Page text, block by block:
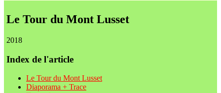
Le Tour du Mont Lusset
2018
Index de l'article
Le Tour du Mont Lusset
Diaporama + Trace